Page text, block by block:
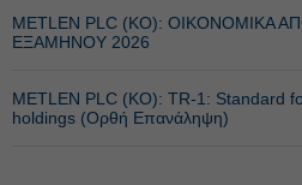
METLEN PLC (ΚΟ): ΟΙΚΟΝΟΜΙΚΑ
ΕΞΑΜΗΝΟΥ 2026
METLEN PLC (ΚΟ): TR-1: Standard
holdings (Ορθή Επανάληψη)